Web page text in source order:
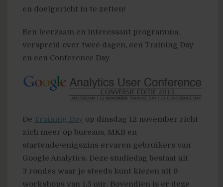
en doelgericht in te zetten!
Een leerzaam en interessant programma,
verspreid over twee dagen, een Training Day
en een Conference Day.
De Training Day op dinsdag 12 november richt
zich meer op bureaus, MKB en
startende/enigszins ervaren gebruikers van
Google Analytics. Deze studiedag bestaat uit
3 rondes waar je steeds kunt kiezen uit 9
workshops van 1,5 uur. Bovendien is er deze